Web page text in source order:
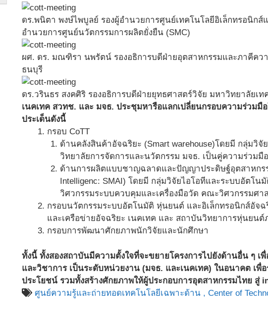
ดร.พนิตา พงษ์ไพบูลย์ รองผู้อำนวยการศูนย์เทคโนโลยีอิเล็กทรอนิก
อำนวยการศูนย์นวัตกรรมการผลิตยั่งยืน (SMC)
ผศ. ดร. มณฑิรา นพรัตน์ รองอธิการบดีฝ่ายอุตสาหกรรมและภาคีคว
ธนบุรี
ดร.วรินธร สงคศิริ รองอธิการบดีฝ่ายยุทธศาสตร์วิจัย มหาวิทยาลัยเท
เนคเทค สวทช. และ มจธ. ประชุมหารือแลกเปลี่ยนกรอบความร่วม
ประเด็นดังนี้
กรอบ CoTT
ด้านคลังสินค้าอัจฉริยะ (Smart warehouse)โดยมี กลุ่มวิ
วิทยาลัยการจัดการและนวัตกรรม มจธ. เป็นคู่ความร่วมมือ
ด้านการผลิตแบบชาญฉลาดและปัญญาประดิษฐ์อุตสาหกรร
Intelligenc: SMAI) โดยมี กลุ่มวิจัยไอโอทีและระบบอัตโ
วิศวกรรมระบบควบคุมและเครื่องมือวัด คณะวิศวกรรมศา
กรอบนวัตกรรมระบบอัตโนมัติ หุ่นยนต์ และอิเล็กทรอนิกส์อัจ
และเครือข่ายอัจฉริยะ เนคเทค และ สถาบันวิทยาการหุ่นยน
กรอบการพัฒนาศักยภาพนักวิจัยและนักศึกษา
ทั้งนี้ ทั้งสองสถาบันมีความตั้งใจที่จะขยายโครงการไปยังด้านอื่น ๆ
และวิชาการ เป็นระดับหน่วยงาน (มจธ. และเนคเทค) ในอนาคต เ
ประโยชน์ รวมทั้งสร้างศักยภาพให้ผู้ประกอบการอุตสาหกรรมไทย สู่
ศูนย์ความรู้และถ่ายทอดเทคโนโลยีเฉพาะด้าน , Center of